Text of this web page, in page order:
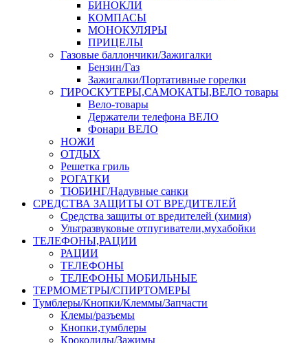
БИНОКЛИ
КОМПАСЫ
МОНОКУЛЯРЫ
ПРИЦЕЛЫ
Газовые баллончики/Зажигалки
Бензин/Газ
Зажигалки/Портативные горелки
ГИРОСКУТЕРЫ,САМОКАТЫ,ВЕЛО товары
Вело-товары
Держатели телефона ВЕЛО
Фонари ВЕЛО
НОЖИ
ОТДЫХ
Решетка гриль
РОГАТКИ
ТЮБИНГ/Надувные санки
СРЕДСТВА ЗАЩИТЫ ОТ ВРЕДИТЕЛЕЙ
Средства защиты от вредителей (химия)
Ультразвуковые отпугиватели,мухабойки
ТЕЛЕФОНЫ,РАЦИИ
РАЦИИ
ТЕЛЕФОНЫ
ТЕЛЕФОНЫ МОБИЛЬНЫЕ
ТЕРМОМЕТРЫ/СПИРТОМЕРЫ
Тумблеры/Кнопки/Клеммы/Запчасти
Клемы/разъемы
Кнопки,тумблеры
Крокодилы/Зажимы